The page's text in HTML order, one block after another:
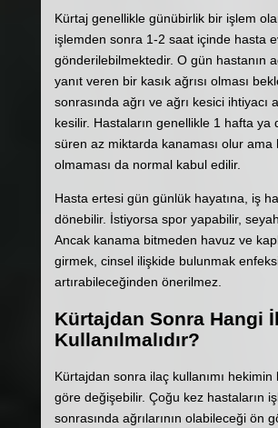
Kürtaj genellikle günübirlik bir işlem
işlemden sonra 1-2 saat içinde hasta
gönderilebilmektedir. O gün hastanın
yanıt veren bir kasık ağrısı olması
sonrasında ağrı ve ağrı kesici ihtiyacı
kesilir. Hastaların genellikle 1 hafta ya
süren az miktarda kanaması olur ama
olmaması da normal kabul edilir.
Hasta ertesi gün günlük hayatına, iş
dönebilir. İstiyorsa spor yapabilir,
Ancak kanama bitmeden havuz ve
girmek, cinsel ilişkide bulunmak
artırabileceğinden önerilmez.
Kürtajdan Sonra Hangi
Kullanılmalıdır?
Kürtajdan sonra ilaç kullanımı hekimin
göre değişebilir. Çoğu kez hastaların
sonrasında ağrılarının olabileceği ön